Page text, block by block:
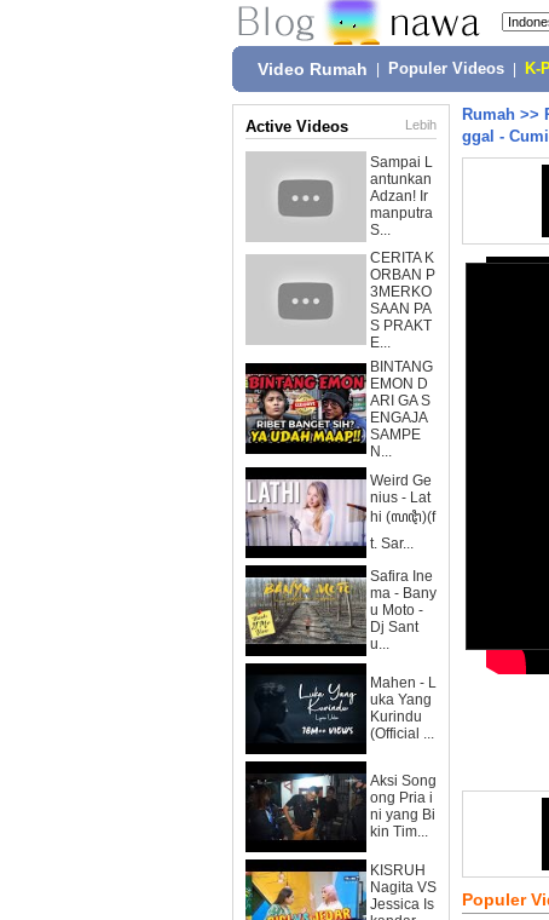
Video Rumah Populer Videos K-
Active Videos Lebih
Sampai L
antunkan
Adzan! Ir
manputra
S...
CERITA K
ORBAN P
3MERKO
SAAN PA
S PRAKT
E...
BINTANG
EMON D
ARI GA S
ENGAJA
SAMPE
N...
Weird Ge
nius - Lat
hi (ꦭꦛꦶ)(f
t. Sar...
Safira Ine
ma - Bany
u Moto -
Dj Sant
u...
Mahen - L
uka Yang
Kurindu
(Official ...
Aksi Song
ong Pria i
ni yang Bi
kin Tim...
KISRUH
Nagita VS
Jessica Is
Rumah >>
ggal -
Populer